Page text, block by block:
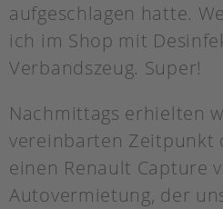
aufgeschlagen hatte.
ich im Shop mit
Verbandszeug. Super!
Nachmittags erhielten
vereinbarten Zeitpunkt
einen Renault Capture
Autovermietung, der